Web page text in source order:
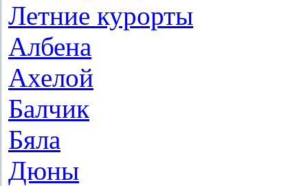
Летние курорты
Албена
Ахелой
Балчик
Бяла
Дюны